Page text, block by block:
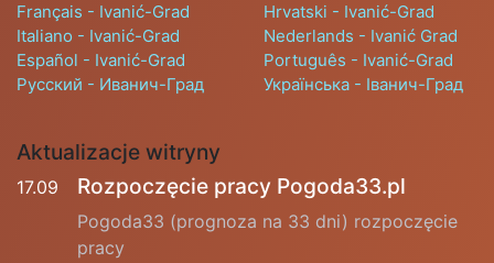
Français - Ivanić-Grad
Hrvatski - Ivanić-Grad
Italiano - Ivanić-Grad
Nederlands - Ivanić Grad
Español - Ivanić-Grad
Português - Ivanić-Grad
Русский - Иванич-Град
Українська - Іванич-Град
Aktualizacje witryny
17.09 Rozpoczęcie pracy Pogoda33.pl
Pogoda33 (prognoza na 33 dni) rozpoczęcie
pracy